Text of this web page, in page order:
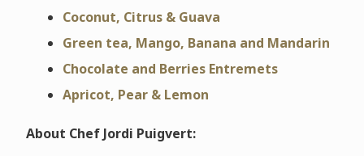
Coconut, Citrus & Guava
Green tea, Mango, Banana and Mandarin
Chocolate and Berries Entremets
Apricot, Pear & Lemon
About Chef Jordi Puigvert: